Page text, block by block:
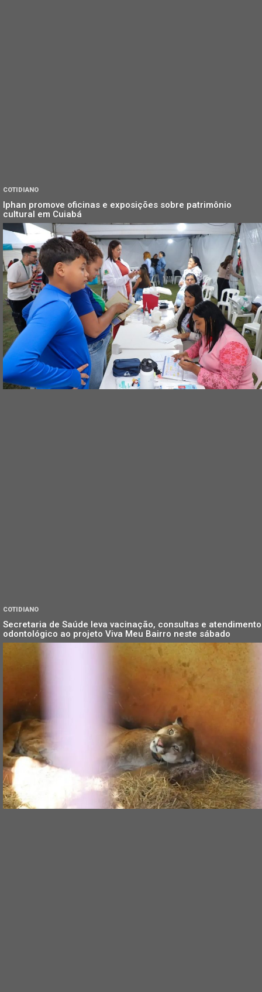
COTIDIANO
Iphan promove oficinas e exposições sobre patrimônio
cultural em Cuiabá
COTIDIANO
Secretaria de Saúde leva vacinação, consultas e atendimento
odontológico ao projeto Viva Meu Bairro neste sábado